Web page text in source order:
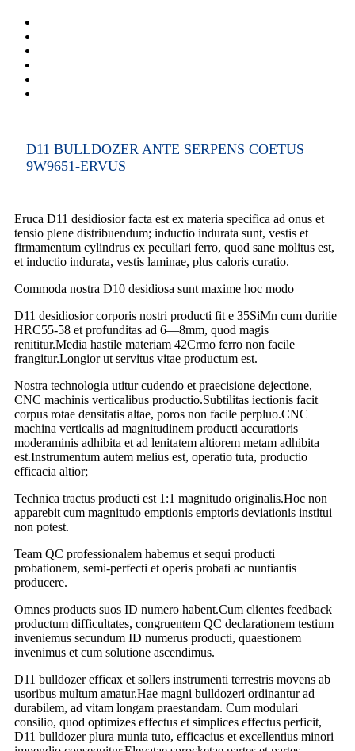
D11 BULLDOZER ANTE SERPENS COETUS
9W9651-ERVUS
Eruca D11 desidiosior facta est ex materia specifica ad onus et
tensio plene distribuendum; inductio indurata sunt, vestis et
firmamentum cylindrus ex peculiari ferro, quod sane molitus est,
et inductio indurata, vestis laminae, plus caloris curatio.
Commoda nostra D10 desidiosa sunt maxime hoc modo
D11 desidiosior corporis nostri producti fit e 35SiMn cum duritie
HRC55-58 et profunditas ad 6—8mm, quod magis
renititur.Media hastile materiam 42Crmo ferro non facile
frangitur.Longior ut servitus vitae productum est.
Nostra technologia utitur cudendo et praecisione dejectione,
CNC machinis verticalibus productio.Subtilitas iectionis facit
corpus rotae densitatis altae, poros non facile perpluo.CNC
machina verticalis ad magnitudinem producti accuratioris
moderaminis adhibita et ad lenitatem altiorem metam adhibita
est.Instrumentum autem melius est, operatio tuta, productio
efficacia altior;
Technica tractus producti est 1:1 magnitudo originalis.Hoc non
apparebit cum magnitudo emptionis emptoris deviationis institui
non potest.
Team QC professionalem habemus et sequi producti
probationem, semi-perfecti et operis probati ac nuntiantis
producere.
Omnes products suos ID numero habent.Cum clientes feedback
productum difficultates, congruentem QC declarationem testium
inveniemus secundum ID numerus producti, quaestionem
invenimus et cum solutione ascendimus.
D11 bulldozer efficax et sollers instrumenti terrestris movens ab
usoribus multum amatur.Hae magni bulldozeri ordinantur ad
durabilem, ad vitam longam praestandam. Cum modulari
consilio, quod optimizes effectus et simplices effectus perficit,
D11 bulldozer plura munia tuto, efficacius et excellentius minori